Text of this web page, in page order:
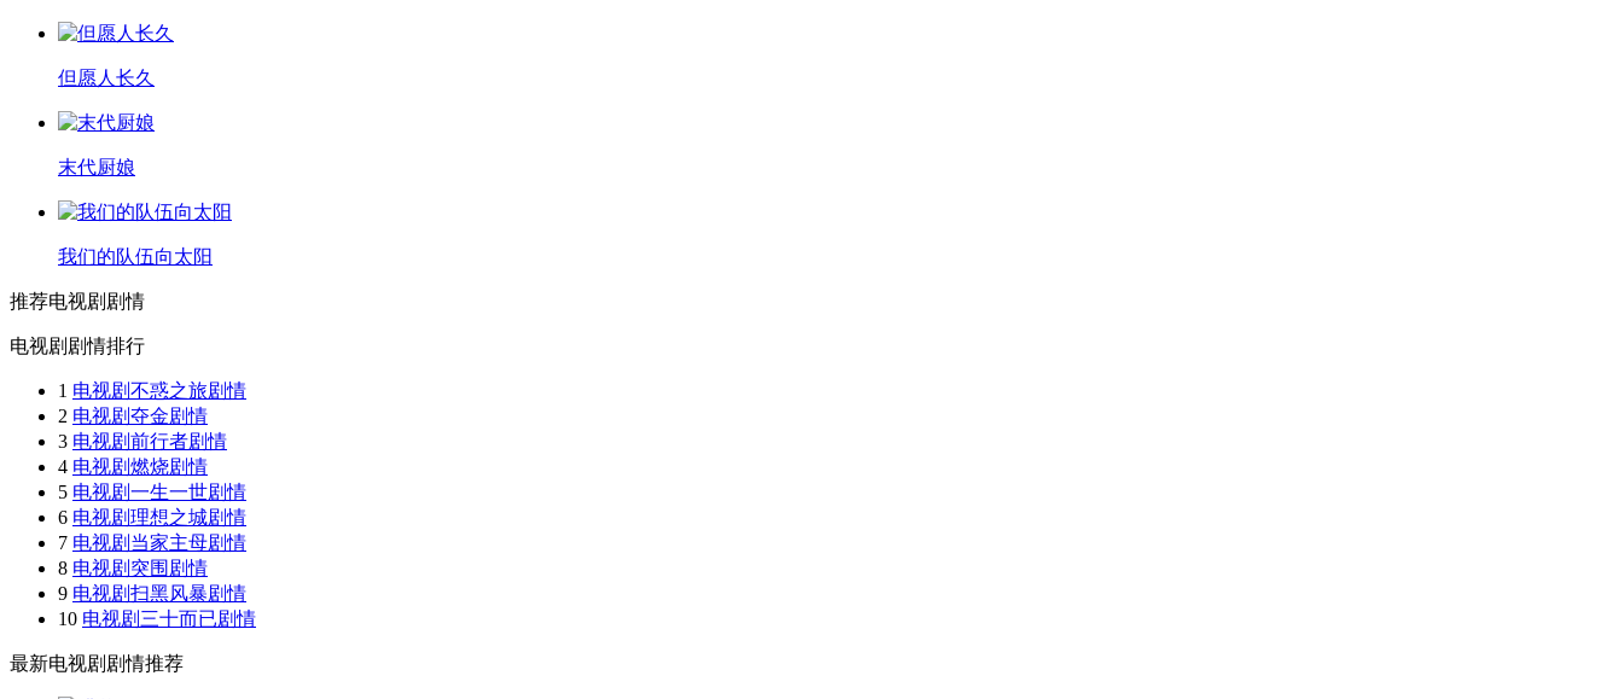
但愿人长久
末代厨娘
我们的队伍向太阳
推荐电视剧剧情
电视剧剧情排行
1 电视剧不惑之旅剧情
2 电视剧夺金剧情
3 电视剧前行者剧情
4 电视剧燃烧剧情
5 电视剧一生一世剧情
6 电视剧理想之城剧情
7 电视剧当家主母剧情
8 电视剧突围剧情
9 电视剧扫黑风暴剧情
10 电视剧三十而已剧情
最新电视剧剧情推荐